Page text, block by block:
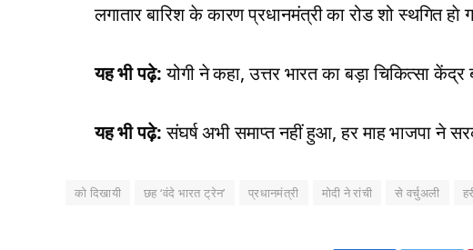
लगातार बारिश के कारण प्रधानमंत्री का रोड शो स्थगित हाे
यह भी पढ़े:योगी ने कहा, उत्तर भारत का बड़ा चिकित्सा केंद्र
यह भी पढ़े:संघर्ष अभी समाप्त नहीं हुआ, हर माह भाजपा ने
को दिखायी छह ‘वंदे भारत ट्रेन’ प्रधानमंत्री मोदी ने रांची से वर्चुअली